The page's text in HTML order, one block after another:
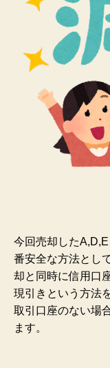
今回売却した
番安全な方法とし
却と同時に信用口
現引きという方法
取引口座のない場
ます。